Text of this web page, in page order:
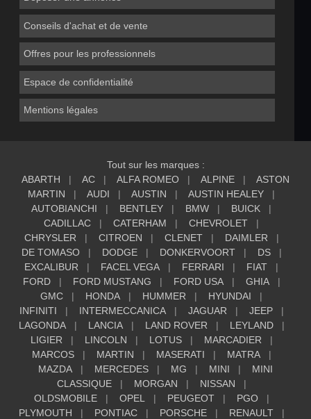
Conseils d'achat et de vente
Offres pour les professionnels
Espace de confidentialité
Mentions légales
Tout sur les marques :
ABARTH
AC ALFA ROMEO ALPINE
ASTON
MARTIN
AUDI AUSTIN
AUSTIN HEALEY
AUTOBIANCHI
BENTLEY BMW
BUICK
CADILLAC
CATERHAM
CHEVROLET
CHRYSLER
CITROEN CLENET
DAIMLER
DE TOMASO
DODGE DONKERVOORT
DS
EXCALIBUR
FACEL VEGA FERRARI
FIAT
FORD
FORD MUSTANG FORD USA
GHIA
GMC
HONDA HUMMER
HYUNDAI
INFINITI
INTERMECCANICA JAGUAR
JEEP
LAGONDA
LANCIA LAND ROVER
LEYLAND
LIGIER
LINCOLN LOTUS
MARCADIER
MARCOS
MARTIN MASERATI
MATRA
MAZDA
MERCEDES MG MINI
MINI
CLASSIQUE
MORGAN
NISSAN
OLDSMOBILE
OPEL PEUGEOT
PGO
PLYMOUTH
PONTIAC PORSCHE RENAULT